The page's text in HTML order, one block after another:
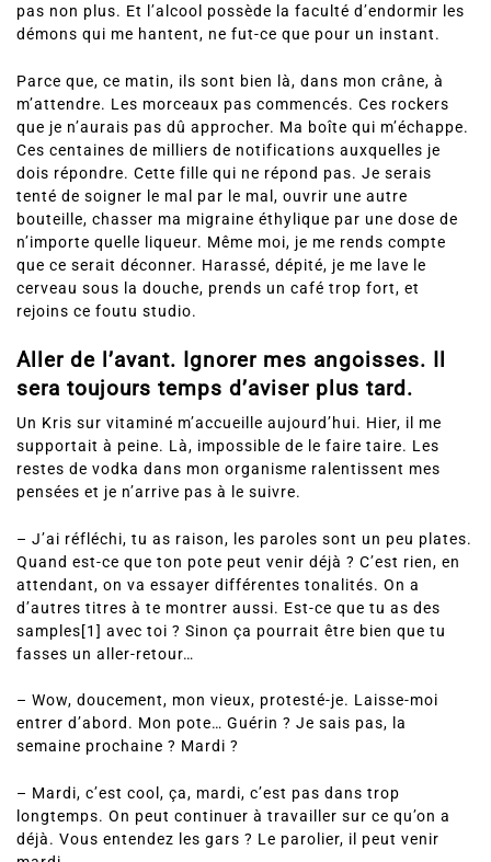
pas non plus. Et l’alcool possède la faculté d’endormir les
démons qui me hantent, ne fut-ce que pour un instant.
Parce que, ce matin, ils sont bien là, dans mon crâne, à
m’attendre. Les morceaux pas commencés. Ces rockers
que je n’aurais pas dû approcher. Ma boîte qui m’échappe.
Ces centaines de milliers de notifications auxquelles je
dois répondre. Cette fille qui ne répond pas. Je serais
tenté de soigner le mal par le mal, ouvrir une autre
bouteille, chasser ma migraine éthylique par une dose de
n’importe quelle liqueur. Même moi, je me rends compte
que ce serait déconner. Harassé, dépité, je me lave le
cerveau sous la douche, prends un café trop fort, et
rejoins ce foutu studio.
Aller de l’avant. Ignorer mes angoisses. Il
sera toujours temps d’aviser plus tard.
Un Kris sur vitaminé m’accueille aujourd’hui. Hier, il me
supportait à peine. Là, impossible de le faire taire. Les
restes de vodka dans mon organisme ralentissent mes
pensées et je n’arrive pas à le suivre.
– J’ai réfléchi, tu as raison, les paroles sont un peu plates.
Quand est-ce que ton pote peut venir déjà ? C’est rien, en
attendant, on va essayer différentes tonalités. On a
d’autres titres à te montrer aussi. Est-ce que tu as des
samples[1] avec toi ? Sinon ça pourrait être bien que tu
fasses un aller-retour…
– Wow, doucement, mon vieux, protesté-je. Laisse-moi
entrer d’abord. Mon pote… Guérin ? Je sais pas, la
semaine prochaine ? Mardi ?
– Mardi, c’est cool, ça, mardi, c’est pas dans trop
longtemps. On peut continuer à travailler sur ce qu’on a
déjà. Vous entendez les gars ? Le parolier, il peut venir